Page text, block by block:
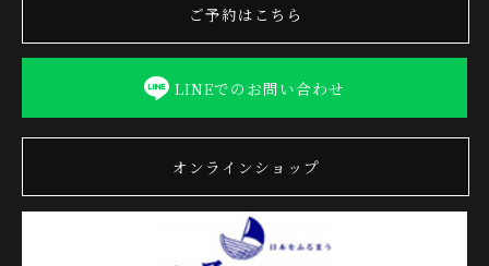
ご予約はこちら
LINEでのお問い合わせ
オンラインショップ